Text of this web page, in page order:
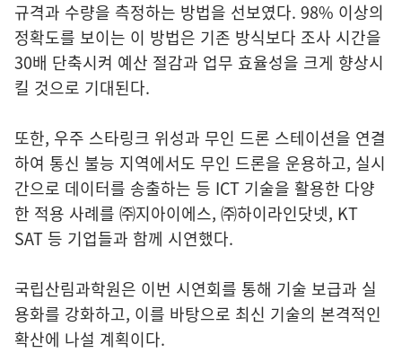
규격과 수량을 측정하는 방법을 선보였다. 98% 이상의
정확도를 보이는 이 방법은 기존 방식보다 조사 시간을
30배 단축시켜 예산 절감과 업무 효율성을 크게 향상시
킬 것으로 기대된다.
또한, 우주 스타링크 위성과 무인 드론 스테이션을 연결
하여 통신 불능 지역에서도 무인 드론을 운용하고, 실시
간으로 데이터를 송출하는 등 ICT 기술을 활용한 다양
한 적용 사례를 ㈜지아이에스, ㈜하이라인닷넷, KT
SAT 등 기업들과 함께 시연했다.
국립산림과학원은 이번 시연회를 통해 기술 보급과 실
용화를 강화하고, 이를 바탕으로 최신 기술의 본격적인
확산에 나설 계획이다.